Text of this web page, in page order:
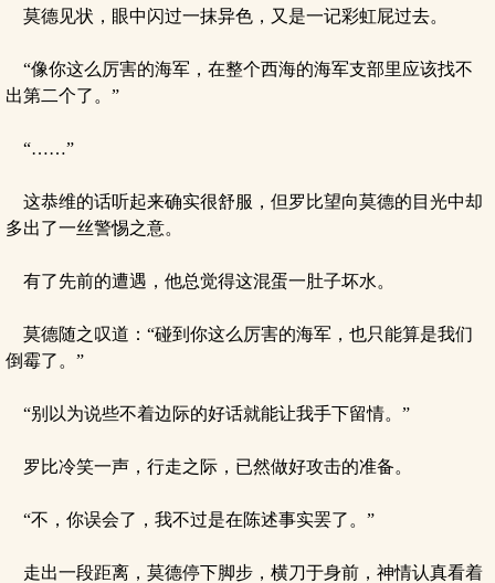
莫德见状，眼中闪过一抹异色，又是一记彩虹屁过去。
“像你这么厉害的海军，在整个西海的海军支部里应该找不
出第二个了。”
“……”
这恭维的话听起来确实很舒服，但罗比望向莫德的目光中却
多出了一丝警惕之意。
有了先前的遭遇，他总觉得这混蛋一肚子坏水。
莫德随之叹道：“碰到你这么厉害的海军，也只能算是我们
倒霉了。”
“别以为说些不着边际的好话就能让我手下留情。”
罗比冷笑一声，行走之际，已然做好攻击的准备。
“不，你误会了，我不过是在陈述事实罢了。”
走出一段距离，莫德停下脚步，横刀于身前，神情认真看着